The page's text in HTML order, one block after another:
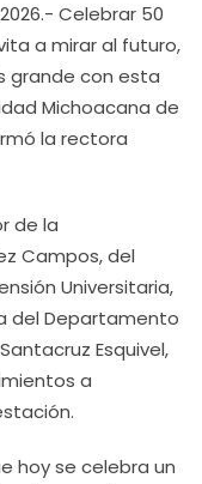
Celebrar 50
a mirar al futuro,
grande con esta
Michoacana de
la rectora
de la
Campos, del
Universitaria,
del Departamento
Esquivel,
a
hoy se celebra un